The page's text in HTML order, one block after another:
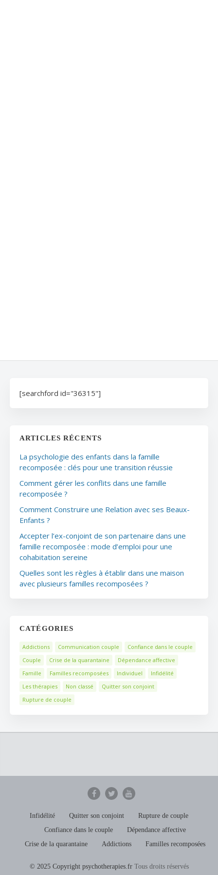
[searchford id="36315"]
ARTICLES RÉCENTS
La psychologie des enfants dans la famille
recomposée : clés pour une transition réussie
Comment gérer les conflits dans une famille
recomposée ?
Comment Construire une Relation avec ses Beaux-
Enfants ?
Accepter l’ex-conjoint de son partenaire dans une
famille recomposée : mode d’emploi pour une
cohabitation sereine
Quelles sont les règles à établir dans une maison
avec plusieurs familles recomposées ?
CATÉGORIES
Addictions Communication couple
Confiance dans le couple
Couple
Crise de la quarantaine
Dépendance affective
Famille
Familles recomposées Individuel
Infidélité
Les thérapies
Non classé
Quitter son conjoint
Rupture de couple
Infidélité Quitter son conjoint
Rupture de couple
Confiance dans le couple
Dépendance affective
Crise de la quarantaine
Addictions Familles recomposées
© 2025 Copyright psychotherapies.frTous droits réservés